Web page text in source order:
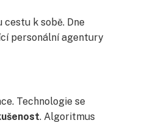
k sobě. Dne
personální agentury
Technologie se
. Algoritmus